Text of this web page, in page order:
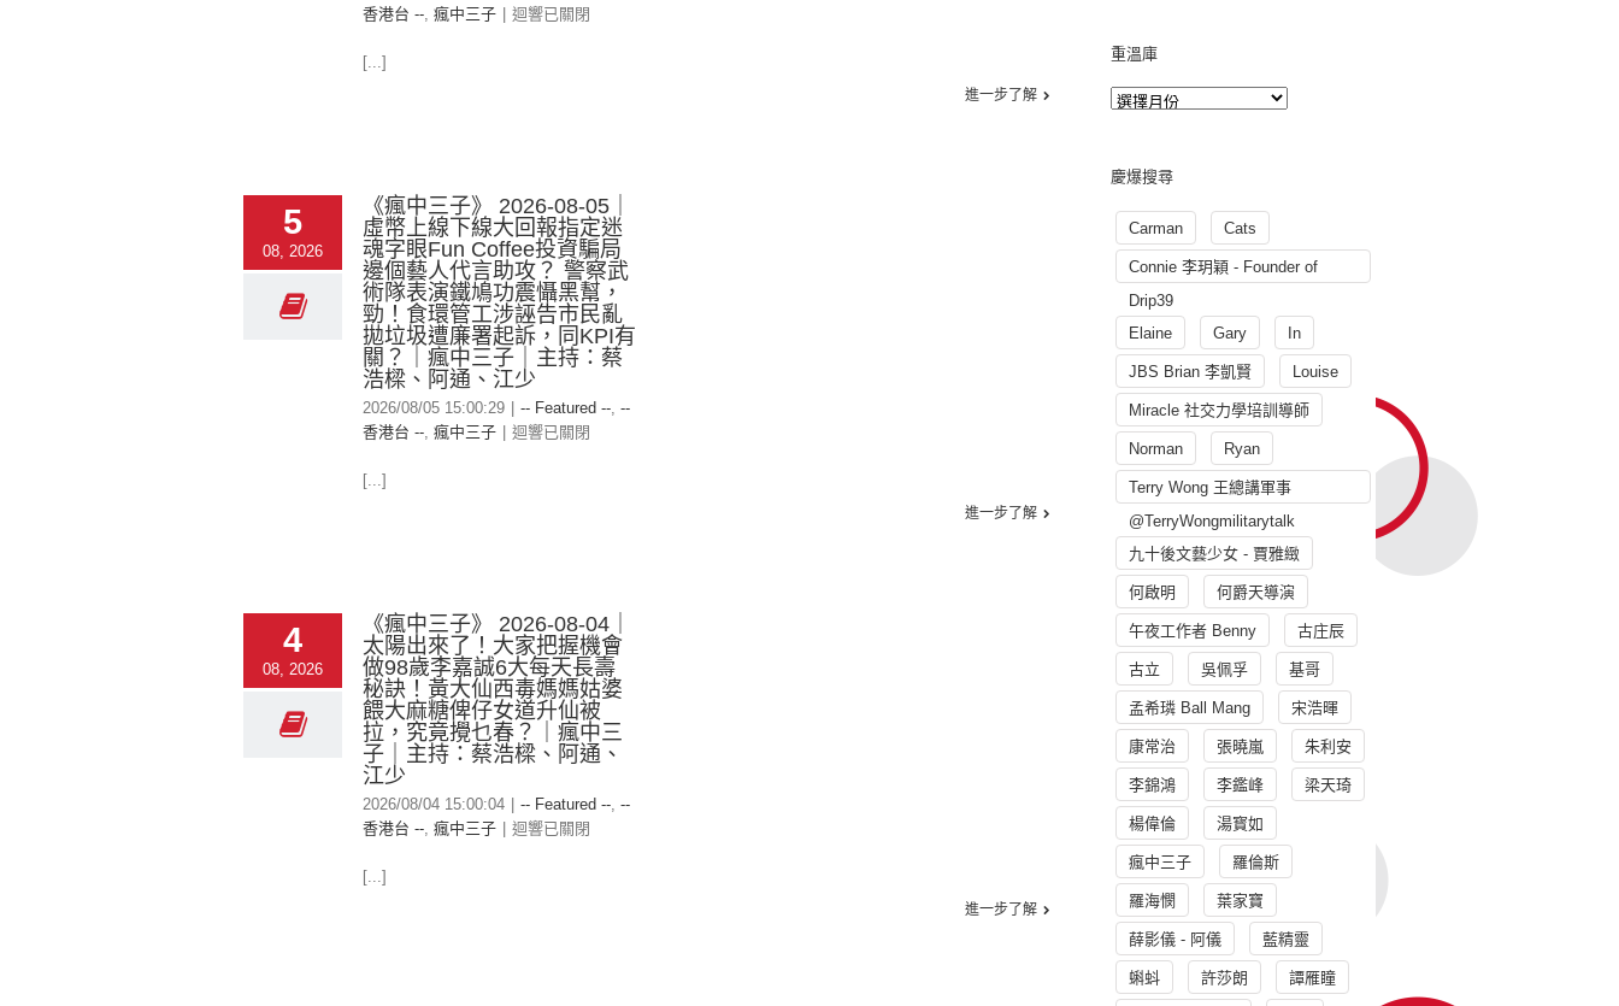
香港台 --, 瘋中三子 迴響已關閉
[...]
進一步了解
5
08, 2026
《瘋中三子》 2026-08-05｜
虛幣上線下線大回報指定迷
魂字眼Fun Coffee投資騙局
邊個藝人代言助攻？ 警察武
術隊表演鐵鳩功震懾黑幫，
勁！食環管工涉誣告市民亂
拋垃圾遭廉署起訴，同KPI有
關？｜瘋中三子｜主持：蔡
浩樑、阿通、江少
2026/08/05 15:00:29 -- Featured --, --
香港台 --, 瘋中三子 迴響已關閉
[...]
進一步了解
4
08, 2026
《瘋中三子》 2026-08-04｜
太陽出來了！大家把握機會
做98歲李嘉誠6大每天長壽
秘訣！黃大仙西毒媽媽姑婆
餵大麻糖俾仔女道升仙被
拉，究竟攪乜春？｜瘋中三
子｜主持：蔡浩樑、阿通、
江少
2026/08/04 15:00:04 -- Featured --, --
香港台 --, 瘋中三子 迴響已關閉
[...]
進一步了解
重溫庫
慶爆搜尋
Carman Cats
Connie 李玥穎 - Founder of
Drip39
Elaine
Gary In
JBS Brian 李凱賢 Louise
Miracle 社交力學培訓導師
Norman Ryan
Terry Wong 王總講軍事
@TerryWongmilitarytalk
九十後文藝少女 - 賈雅緻
何啟明 何爵天導演
午夜工作者 Benny 古庄辰
古立 吳佩孚 基哥
孟希璘 Ball Mang 宋浩暉
康常治 張曉嵐 朱利安
李錦鴻 李鑑峰 梁天琦
楊偉倫 湯寳如
瘋中三子 羅倫斯
羅海憫 葉家寶
薛影儀 - 阿儀 藍精靈
蝌蚪 許莎朗 譚雁瞳